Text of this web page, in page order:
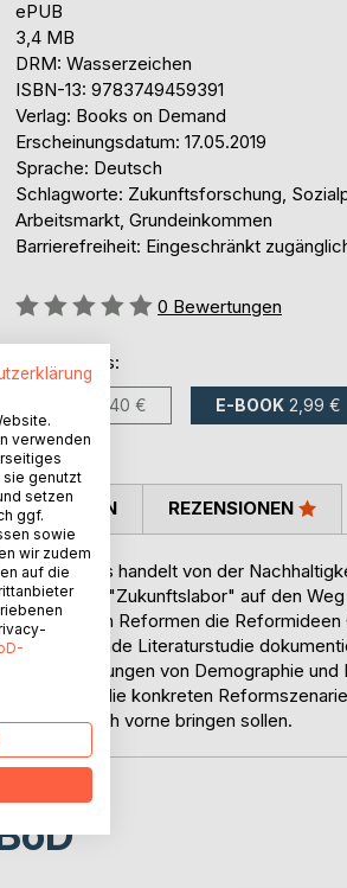
ePUB
3,4 MB
DRM: Wasserzeichen
ISBN-13: 9783749459391
Verlag: Books on Demand
Erscheinungsdatum: 17.05.2019
Sprache: Deutsch
Schlagworte: Zukunftsforschung,
Arbeitsmarkt, Grundeinkommen
Barrierefreiheit: Eingeschränkt
Bewertung::
0 Bewertungen
erhältlich als:
5,40 € E-BOOK 2,99 €
Sozialstaats handelt von der
2017 ein "Zukunftslabor" auf den
Reformen die Reformideen
vorliegende Literaturstudie
von Demographie und
und dann die konkreten
nach vorne bringen sollen.
REZENSIONEN
verwenden
sie genutzt
setzen
ggf.
sowie
wir zudem
auf die